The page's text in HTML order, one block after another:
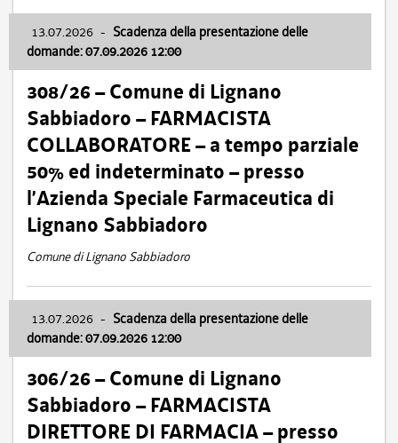
13.07.2026 - Scadenza della presentazione delle
domande: 07.09.2026 12:00
308/26 – Comune di Lignano
Sabbiadoro – FARMACISTA
COLLABORATORE – a tempo parziale
50% ed indeterminato – presso
l’Azienda Speciale Farmaceutica di
Lignano Sabbiadoro
Comune di Lignano Sabbiadoro
13.07.2026 - Scadenza della presentazione delle
domande: 07.09.2026 12:00
306/26 – Comune di Lignano
Sabbiadoro – FARMACISTA
DIRETTORE DI FARMACIA – presso